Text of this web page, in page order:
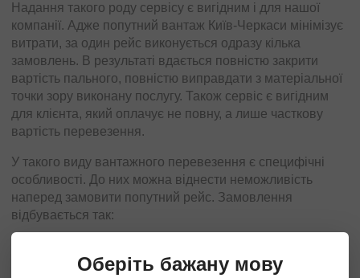
Надання такого роду сервісу є вигідним і для нашої
компанії. Адже попутний вантаж Київ-Черкаси мінімізує
витрати, за один рейс виконується одразу кілька
замовлень. В результаті вдається повністю закрити
вартість пального, повністю виправдати з матеріальної
точки зору виконану послугу. Також сервіс є вигідним
для клієнта, який оплачує не повну, а лише часткову
вартість перевезення.
У такого виду вантажного перевезення є специфічні
особливості. До них можна віднести неможливість
наперед замовити попутний рейс. Замовлення
відбувається так:
Оберіть бажану мову